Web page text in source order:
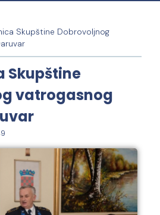
Skupštine Dobrovoljnog
Skupštine
vatrogasnog